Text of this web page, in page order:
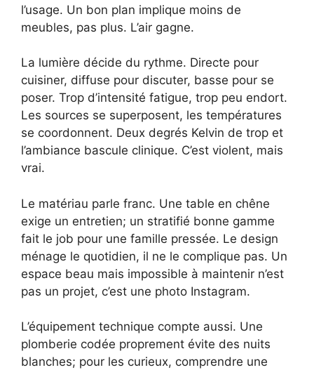
l’usage. Un bon plan implique moins de
meubles, pas plus. L’air gagne.
La lumière décide du rythme. Directe pour
cuisiner, diffuse pour discuter, basse pour se
poser. Trop d’intensité fatigue, trop peu endort.
Les sources se superposent, les températures
se coordonnent. Deux degrés Kelvin de trop et
l’ambiance bascule clinique. C’est violent, mais
vrai.
Le matériau parle franc. Une table en chêne
exige un entretien; un stratifié bonne gamme
fait le job pour une famille pressée. Le design
ménage le quotidien, il ne le complique pas. Un
espace beau mais impossible à maintenir n’est
pas un projet, c’est une photo Instagram.
L’équipement technique compte aussi. Une
plomberie codée proprement évite des nuits
blanches; pour les curieux, comprendre une